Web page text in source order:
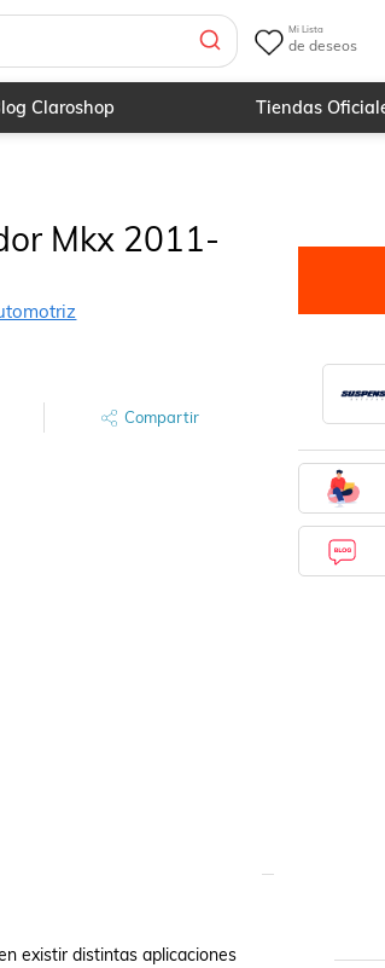
Mi Lista
de deseos
Claroshop Tiendas
Mkx 2011-
Compartir
existir distintas aplicaciones